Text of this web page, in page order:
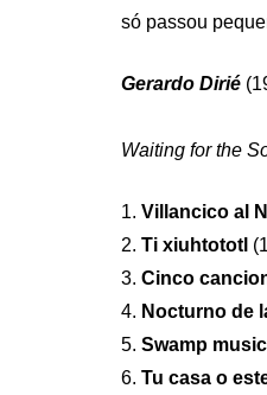
só passou
Gerardo Dirié
Waiting for the
1. Villancico al
2. Ti xiuhtototl
3. Cinco
4. Nocturno de
5. Swamp music
6. Tu casa o